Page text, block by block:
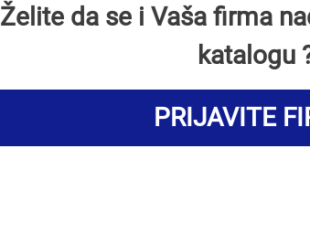
Želite da se i Vaša firma
katalogu
PRIJAVITE